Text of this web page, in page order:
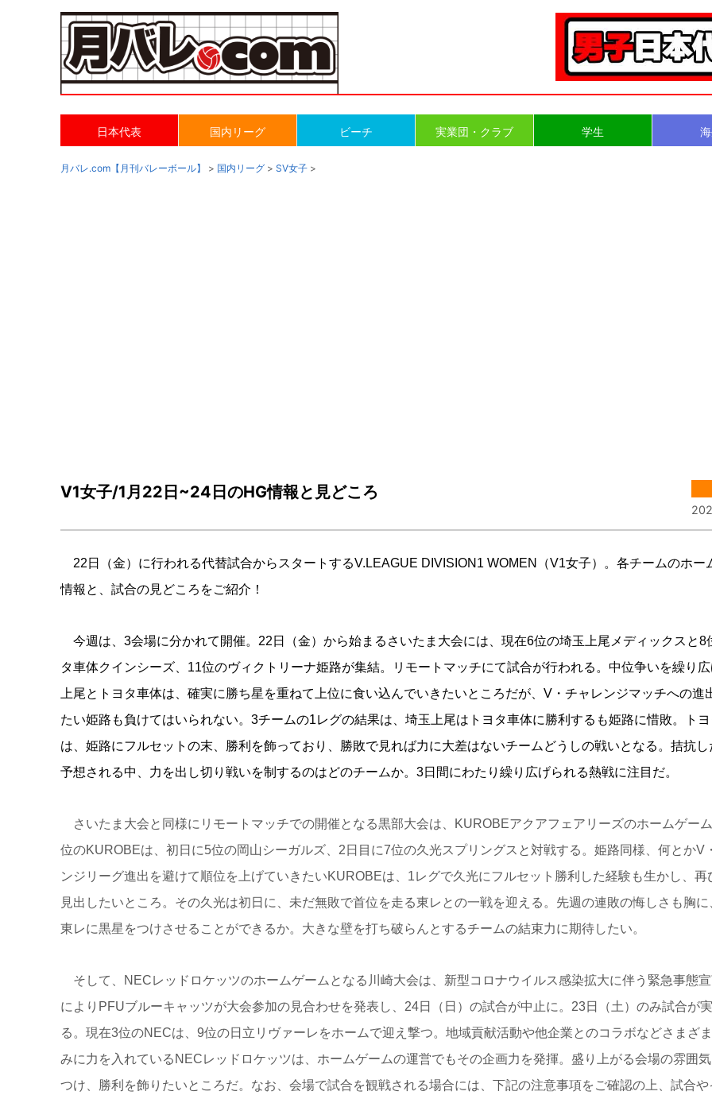
日本代表 国内リーグ ビーチ 実業団・クラブ 学生
月バレ.com【月刊バレーボール】 > 国内リーグ > SV女子 >
V1女子/1月22日~24日のHG情報と見どころ
22日（金）に行われる代替試合からスタートするV.LEAGUE DIVISION1 WOMEN（V1女子）。各チームのホー
情報と、試合の見どころをご紹介！
今週は、3会場に分かれて開催。22日（金）から始まるさいたま大会には、現在6位の埼玉上尾メディックスと8
タ車体クインシーズ、11位のヴィクトリーナ姫路が集結。リモートマッチにて試合が行われる。中位争いを繰り
上尾とトヨタ車体は、確実に勝ち星を重ねて上位に食い込んでいきたいところだが、V・チャレンジマッチへの進
たい姫路も負けてはいられない。3チームの1レグの結果は、埼玉上尾はトヨタ車体に勝利するも姫路に惜敗。ト
は、姫路にフルセットの末、勝利を飾っており、勝敗で見れば力に大差はないチームどうしの戦いとなる。拮抗
予想される中、力を出し切り戦いを制するのはどのチームか。3日間にわたり繰り広げられる熱戦に注目だ。
さいたま大会と同様にリモートマッチでの開催となる黒部大会は、KUROBEアクアフェアリーズのホームゲー
位のKUROBEは、初日に5位の岡山シーガルズ、2日目に7位の久光スプリングスと対戦する。姫路同様、何とかV
ンジリーグ進出を避けて順位を上げていきたいKUROBEは、1レグで久光にフルセット勝利した経験も生かし、再
見出したいところ。その久光は初日に、未だ無敗で首位を走る東レとの一戦を迎える。先週の連敗の悔しさも胸
東レに黒星をつけさせることができるか。大きな壁を打ち破らんとするチームの結束力に期待したい。
そして、NECレッドロケッツのホームゲームとなる川崎大会は、新型コロナウイルス感染拡大に伴う緊急事態
によりPFUブルーキャッツが大会参加の見合わせを発表し、24日（日）の試合が中止に。23日（土）のみ試合が
る。 現在3位のNECは、9位の日立リヴァーレをホームで迎え撃つ。地域貢献活動や他企業とのコラボなどさまざ
みに力を入れているNECレッドロケッツは、ホームゲームの運営でもその企画力を発揮。盛り上がる会場の雰囲
つけ、勝利を飾りたいところだ。なお、会場で試合を観戦される場合には、下記の注意事項をご確認の上、試合や